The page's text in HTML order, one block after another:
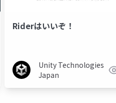
Riderはいいぞ！
Unity Technologies
Japan